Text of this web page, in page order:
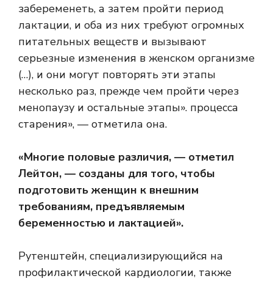
забеременеть, а затем пройти период
лактации, и оба из них требуют огромных
питательных веществ и вызывают
серьезные изменения в женском организме
(…), и они могут повторять эти этапы
несколько раз, прежде чем пройти через
менопаузу и остальные этапы». процесса
старения», — отметила она.
«Многие половые различия, — отметил
Лейтон, — созданы для того, чтобы
подготовить женщин к внешним
требованиям, предъявляемым
беременностью и лактацией».
Рутенштейн, специализирующийся на
профилактической кардиологии, также